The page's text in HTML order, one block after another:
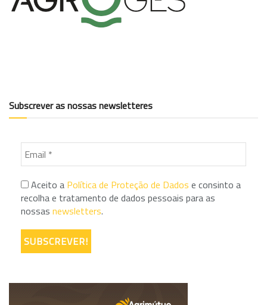
Subscrever as nossas newsletteres
Aceito a Política de Proteção de Dados e consinto a
recolha e tratamento de dados pessoais para as
nossas newsletters.